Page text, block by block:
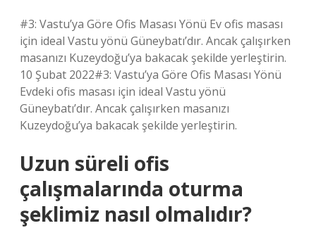
#3: Vastu’ya Göre Ofis Masası Yönü Ev ofis masası
için ideal Vastu yönü Güneybatı’dır. Ancak çalışırken
masanızı Kuzeydoğu’ya bakacak şekilde yerleştirin.
10 Şubat 2022#3: Vastu’ya Göre Ofis Masası Yönü
Evdeki ofis masası için ideal Vastu yönü
Güneybatı’dır. Ancak çalışırken masanızı
Kuzeydoğu’ya bakacak şekilde yerleştirin.
Uzun süreli ofis
çalışmalarında oturma
şeklimiz nasıl olmalıdır?